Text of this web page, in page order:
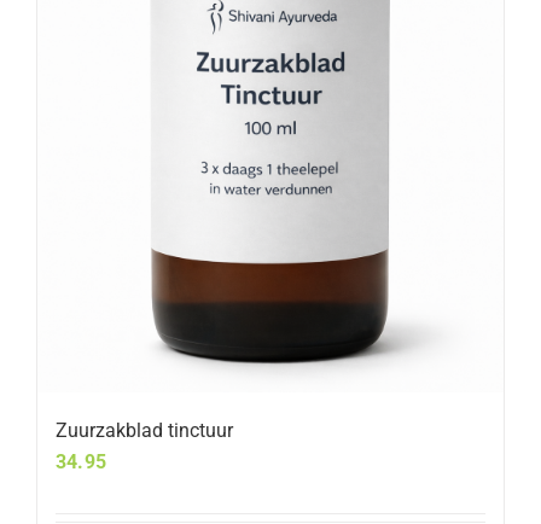
Zuurzakblad tinctuur
34.95